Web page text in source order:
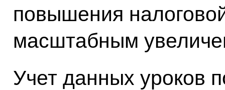
повышения
масштабным
Учет данных уроков